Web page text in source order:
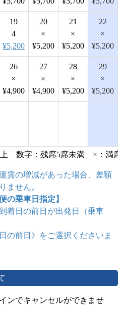
19
4
¥5,200
20
×
¥5,200
21
×
¥5,200
22
×
¥5,200
26
×
¥4,900
27
×
¥4,900
28
×
¥5,200
29
×
¥5,200
数字：残席5席未満 ×：満席
賃の増減があった場合、差額
ません。
の乗車日指定】
着日の前日が出発日（乗車
の前日》をご選択くださいま
ンでキャンセルができませ